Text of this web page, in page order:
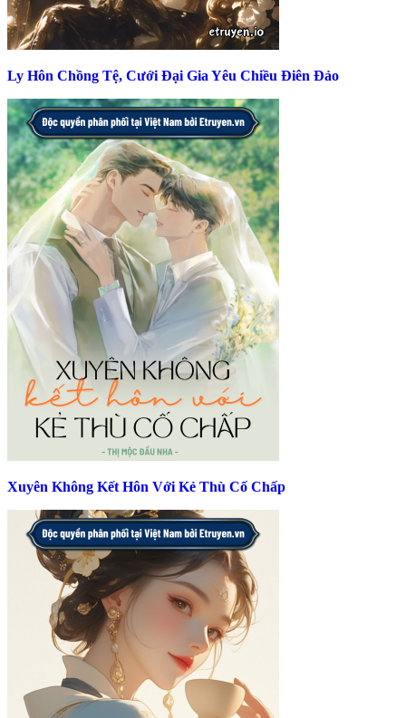
Ly Hôn Chồng Tệ, Cưới Đại Gia Yêu Chiều Điên Đảo
Xuyên Không Kết Hôn Với Kẻ Thù Cố Chấp